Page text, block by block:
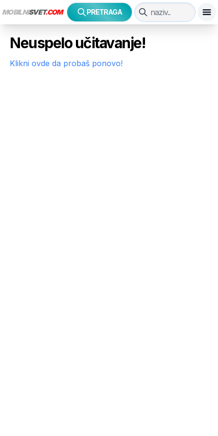
MOBILNISVET.COM PRETRAGA
Neuspelo učitavanje!
Klikni ovde da probaš ponovo!